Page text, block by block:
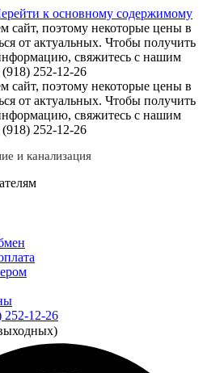
к основному содержимому
сайт, поэтому некоторые цены в
от актуальных. Чтобы получить
свяжитесь с нашим
252-12-26
сайт, поэтому некоторые цены в
от актуальных. Чтобы получить
свяжитесь с нашим
252-12-26
и канализация
252-12-26